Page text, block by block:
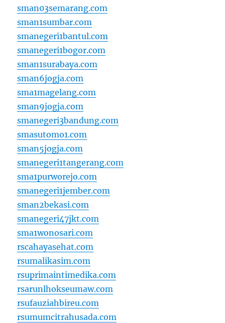
sman03semarang.com
sman1sumbar.com
smanegeri1bantul.com
smanegeri1bogor.com
sman1surabaya.com
sman6jogja.com
sma1magelang.com
sman9jogja.com
smanegeri3bandung.com
smasutomo1.com
sman5jogja.com
smanegeri1tangerang.com
sma1purworejo.com
smanegeri1jember.com
sman2bekasi.com
smanegeri47jkt.com
sma1wonosari.com
rscahayasehat.com
rsumalikasim.com
rsuprimaintimedika.com
rsarunlhokseumaw.com
rsufauziahbireu.com
rsumumcitrahusada.com